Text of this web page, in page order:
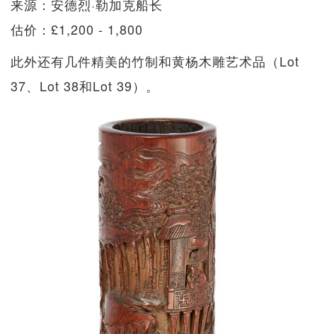
来源：安德烈·勒加克船长
估价：£1,200 - 1,800
此外还有几件精美的竹制和黄杨木雕艺术品（Lot
37、Lot 38和Lot 39）。